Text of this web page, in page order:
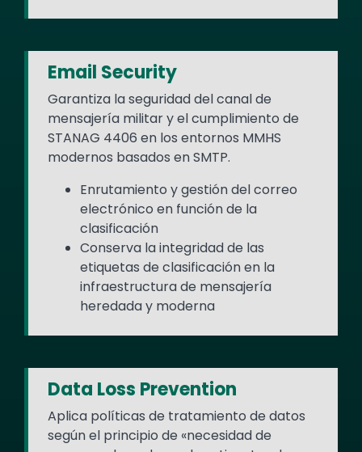
Email Security
Garantiza la seguridad del canal de
mensajería militar y el cumplimiento de
STANAG 4406 en los entornos MMHS
modernos basados en SMTP.
Enrutamiento y gestión del correo
electrónico en función de la
clasificación
Conserva la integridad de las
etiquetas de clasificación en la
infraestructura de mensajería
heredada y moderna
Data Loss Prevention
Aplica políticas de tratamiento de datos
según el principio de «necesidad de